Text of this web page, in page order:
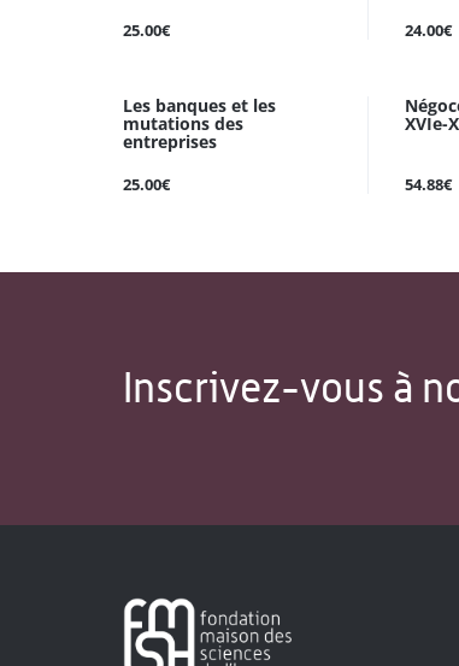
25.00€ 24.00€
Les banques et les
mutations des
entreprises
25.00€
XVIe-
54.88€
Inscrivez-vous à